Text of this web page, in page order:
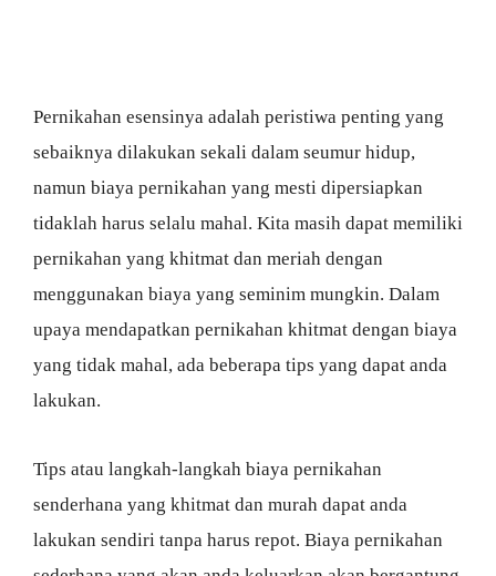
Pernikahan esensinya adalah peristiwa penting yang
sebaiknya dilakukan sekali dalam seumur hidup,
namun biaya pernikahan yang mesti dipersiapkan
tidaklah harus selalu mahal. Kita masih dapat memiliki
pernikahan yang khitmat dan meriah dengan
menggunakan biaya yang seminim mungkin. Dalam
upaya mendapatkan pernikahan khitmat dengan biaya
yang tidak mahal, ada beberapa tips yang dapat anda
lakukan.
Tips atau langkah-langkah biaya pernikahan
senderhana yang khitmat dan murah dapat anda
lakukan sendiri tanpa harus repot. Biaya pernikahan